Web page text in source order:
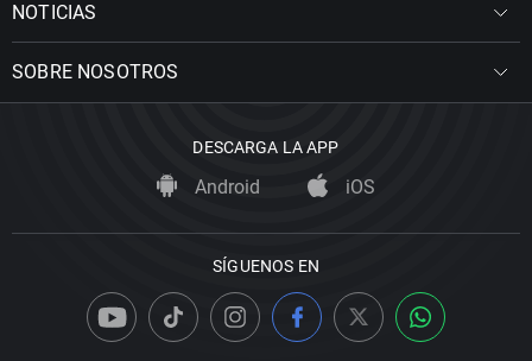
NOTICIAS
SOBRE NOSOTROS
DESCARGA LA APP
Android iOS
SÍGUENOS EN